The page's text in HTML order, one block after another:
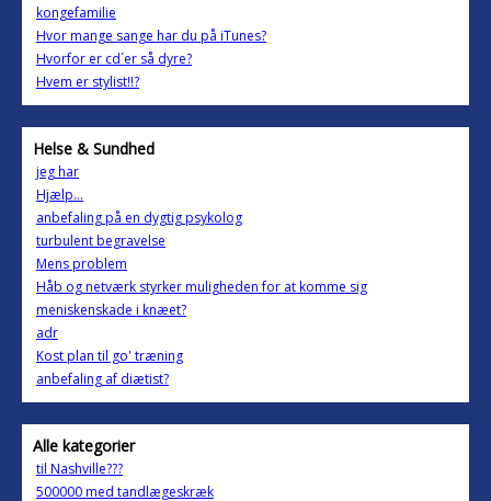
kongefamilie
Hvor mange sange har du på iTunes?
Hvorfor er cd´er så dyre?
Hvem er stylist!!?
Helse & Sundhed
jeg har
Hjælp...
anbefaling på en dygtig psykolog
turbulent begravelse
Mens problem
Håb og netværk styrker muligheden for at komme sig
meniskenskade i knæet?
adr
Kost plan til go' træning
anbefaling af diætist?
Alle kategorier
til Nashville???
500000 med tandlægeskræk